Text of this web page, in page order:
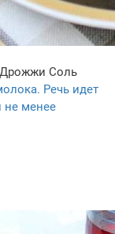
Дрожжи Соль
Речь идет
не менее